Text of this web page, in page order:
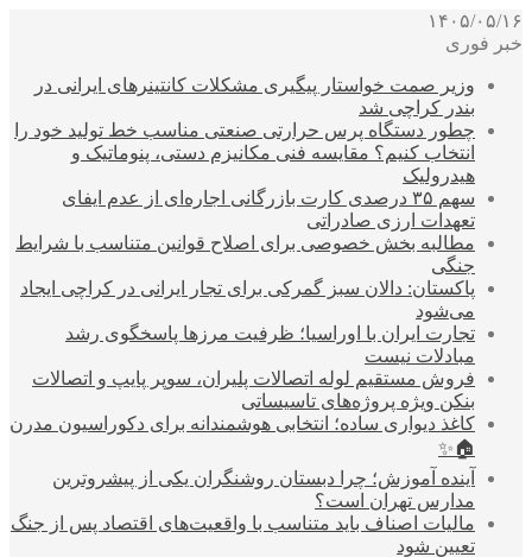
۱۴۰۵/۰۵/۱۶
خبر فوری
وزیر صمت خواستار پیگیری مشکلات کانتینرهای ایرانی در
بندر کراچی شد
چطور دستگاه پرس حرارتی صنعتی مناسب خط تولید خود را
انتخاب کنیم؟ مقایسه فنی مکانیزم دستی، پنوماتیک و
هیدرولیک
سهم ۳۵ درصدی کارت بازرگانی اجاره‌ای از عدم ایفای
تعهدات ارزی صادراتی
مطالبه بخش خصوصی برای اصلاح قوانین متناسب با شرایط
جنگی
پاکستان: دالان سبز گمرکی برای تجار ایرانی در کراچی ایجاد
می‌شود
تجارت ایران با اوراسیا؛ ظرفیت مرزها پاسخگوی رشد
مبادلات نیست
فروش مستقیم لوله اتصالات پلیران، سوپر پایپ و اتصالات
بنکن ویژه پروژه‌های تاسیساتی
کاغذ دیواری ساده؛ انتخابی هوشمندانه برای دکوراسیون مدرن
🏠✨
آینده آموزش؛ چرا دبستان روشنگران یکی از پیشروترین
مدارس تهران است؟
مالیات اصناف باید متناسب با واقعیت‌های اقتصاد پس از جنگ
تعیین شود